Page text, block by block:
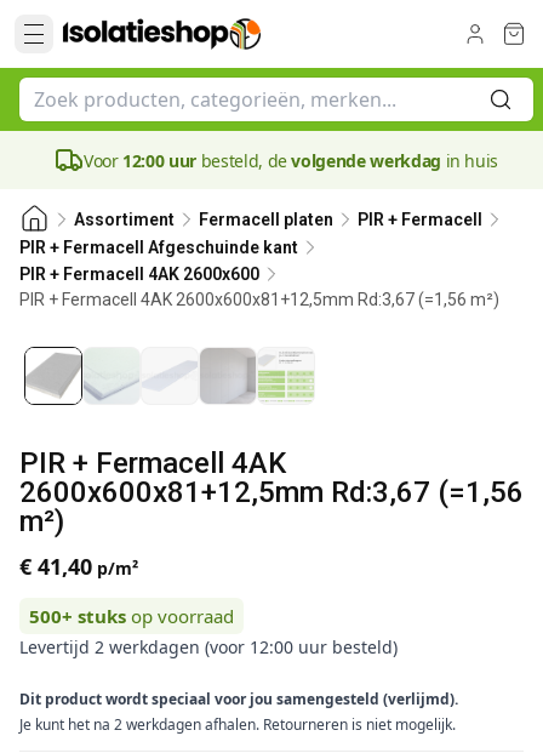
Voor 12:00 uur besteld, devolgende werkdag in huis
Assortiment Fermacell platen
PIR + Fermacell
PIR + Fermacell Afgeschuinde kant
PIR + Fermacell 4AK 2600x600
PIR + Fermacell 4AK 2600x600x81+12,5mm Rd:3,67 (=1,56 m²)
81 mm
PIR + Fermacell 4AK
2600x600x81+12,5mm Rd:3,67 (=1,56
m²)
€ 41,40 p/m²
500+ stuks op voorraad
Levertijd 2 werkdagen (voor 12:00 uur besteld)
Dit product wordt speciaal voor jou samengesteld (verlijmd).
Je kunt het na 2 werkdagen afhalen. Retourneren is niet mogelijk.